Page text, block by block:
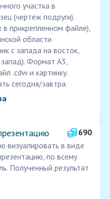
участка в
(чертеж подруги).
прикрепленном файле),
области
с запада на восток,
Формат А3,
.cdw и картинку.
сегодня/завтра.
690
визуалировать в виде
по всему
Полученный результат